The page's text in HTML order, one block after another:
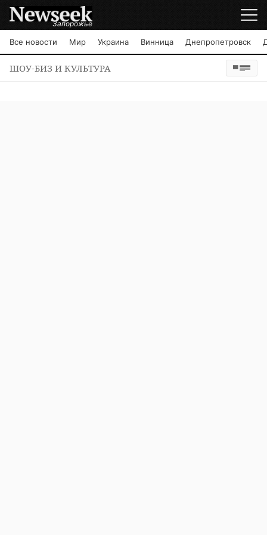
Запорожье
Все новости Мир Украина Винница Днепропетровск
ШОУ-БИЗ И КУЛЬТУРА